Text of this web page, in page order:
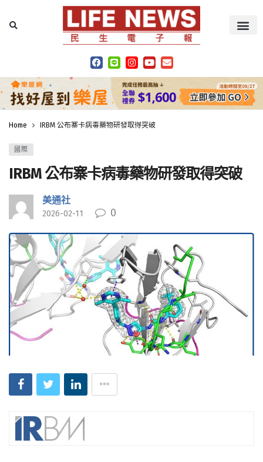
Home IRBM 公布寨卡病毒藥物研發取得突破
國際
IRBM 公布寨卡病毒藥物研發取得突破
美通社
2026-02-11 0